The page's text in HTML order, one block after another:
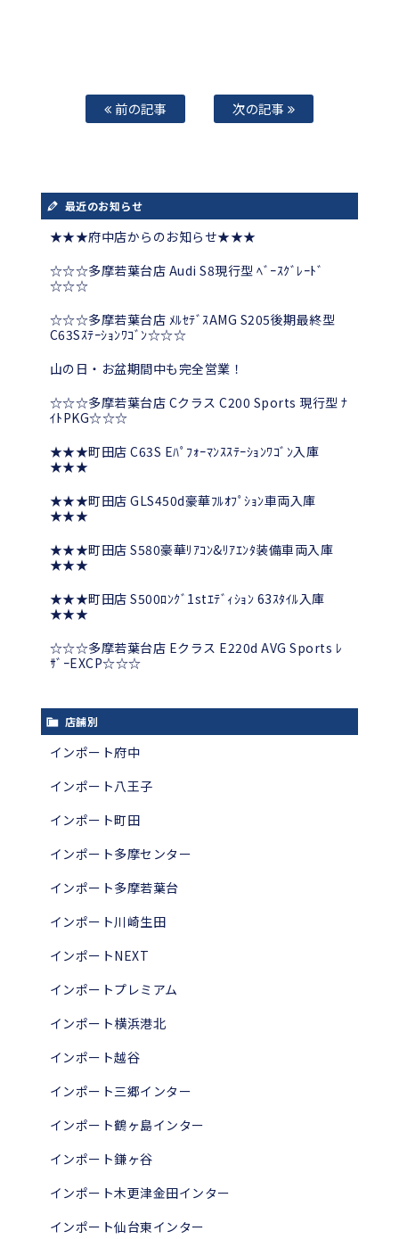
前の記事 次の記事
最近のお知らせ
★★★府中店からのお知らせ★★★
☆☆☆多摩若葉台店 Audi S8現行型 ﾍﾞｰｽｸﾞﾚｰﾄﾞ
☆☆☆
☆☆☆多摩若葉台店 ﾒﾙｾﾃﾞｽAMG S205後期最終型
C63Sｽﾃｰｼｮﾝﾜｺﾞﾝ☆☆☆
山の日・お盆期間中も完全営業！
☆☆☆多摩若葉台店 Cクラス C200 Sports 現行型 ﾅ
ｲﾄPKG☆☆☆
★★★町田店 C63S Eﾊﾟﾌｫｰﾏﾝｽｽﾃｰｼｮﾝﾜｺﾞﾝ入庫
★★★
★★★町田店 GLS450d豪華ﾌﾙｵﾌﾟｼｮﾝ車両入庫
★★★
★★★町田店 S580豪華ﾘｱｺﾝ&ﾘｱｴﾝﾀ装備車両入庫
★★★
★★★町田店 S500ﾛﾝｸﾞ1stｴﾃﾞｨｼｮﾝ 63ｽﾀｲﾙ入庫
★★★
☆☆☆多摩若葉台店 Eクラス E220d AVG Sports ﾚ
ｻﾞｰEXCP☆☆☆
店舗別
インポート府中
インポート八王子
インポート町田
インポート多摩センター
インポート多摩若葉台
インポート川崎生田
インポートNEXT
インポートプレミアム
インポート横浜港北
インポート越谷
インポート三郷インター
インポート鶴ヶ島インター
インポート鎌ヶ谷
インポート木更津金田インター
インポート仙台東インター